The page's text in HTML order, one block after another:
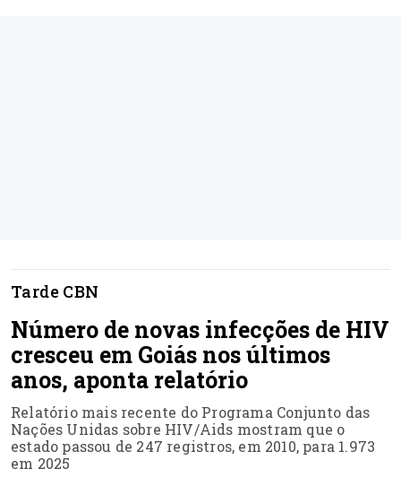
Tarde CBN
Número de novas infecções de HIV
cresceu em Goiás nos últimos
anos, aponta relatório
Relatório mais recente do Programa Conjunto das
Nações Unidas sobre HIV/Aids mostram que o
estado passou de 247 registros, em 2010, para 1.973
em 2025